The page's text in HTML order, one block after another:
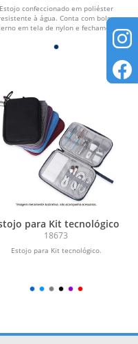
Estojo confeccionado em poliéster
à água. Conta com bolso
em tela de nylon e fechamento
para Kit tecnológico
18673
Estojo para Kit tecnológico.